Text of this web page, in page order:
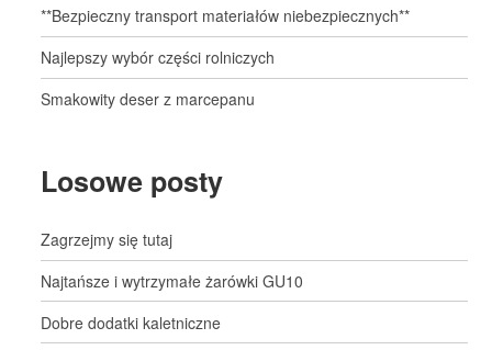
**Bezpieczny transport materiałów niebezpiecznych**
Najlepszy wybór części rolniczych
Smakowity deser z marcepanu
Losowe posty
Zagrzejmy się tutaj
Najtańsze i wytrzymałe żarówki GU10
Dobre dodatki kaletniczne